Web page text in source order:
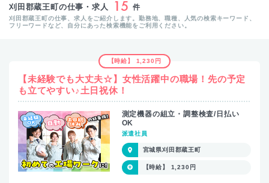
刈田郡蔵王町の仕事・求人 15 件
刈田郡蔵王町の仕事、求人をご紹介します。勤務地、職種、人気の検索キーワード、
フリーワードなど、自分にあった検索機能をご利用ください。
【時給】 1,230円
【未経験でも大丈夫☆】女性活躍中の職場！先の予定
も立てやすい♪土日祝休！
測定機器の組立・調整検査/日払い
OK
派遣社員
宮城県刈田郡蔵王町
【時給】 1,230円